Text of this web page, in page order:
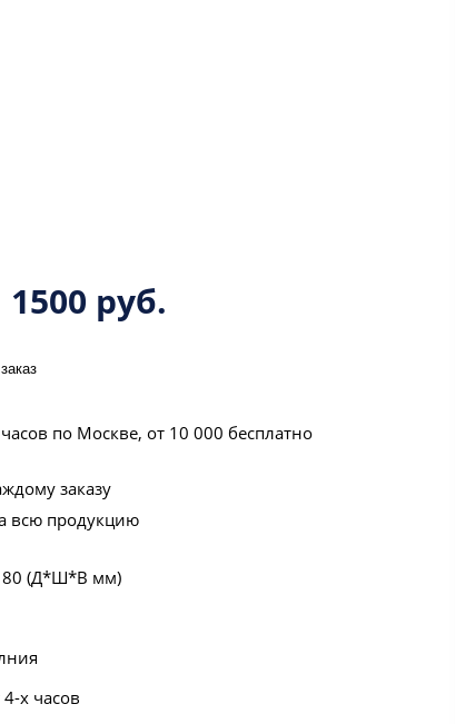
1500 руб.
по Москве, от 10 000 бесплатно
заказу
всю продукцию
(Д*Ш*В мм)
4-х часов